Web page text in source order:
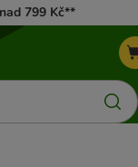
799 Kč**